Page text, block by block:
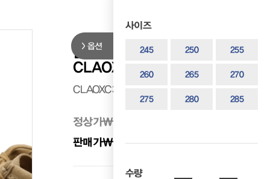
옵션
사이즈
245 250 255
260 265 270
275 280 285
수량
클락스 남성 왈라비 EVO 캐주얼
CLAOXC3635MF3
CLAOXC3635MF3
정상가₩ 278,000
판매가₩ 222,400 20%